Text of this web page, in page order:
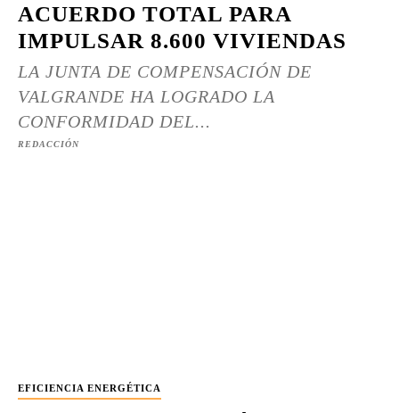
ACUERDO TOTAL PARA
IMPULSAR 8.600 VIVIENDAS
LA JUNTA DE COMPENSACIÓN DE
VALGRANDE HA LOGRADO LA
CONFORMIDAD DEL...
REDACCIÓN
EFICIENCIA ENERGÉTICA